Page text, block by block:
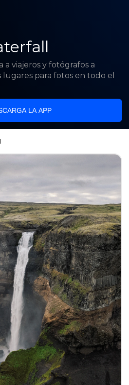
a viajeros y fotógrafos a
para fotos en todo el
LA APP